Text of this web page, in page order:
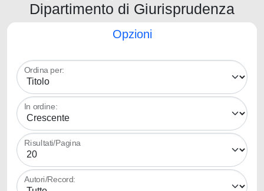
Dipartimento di Giurisprudenza
Opzioni
Ordina per:
In ordine:
Risultati/Pagina
Autori/Record: